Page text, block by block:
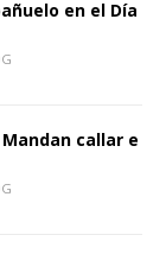
en el Día
callar e